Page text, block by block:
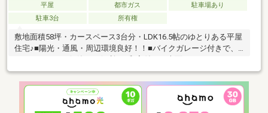
平屋 都市ガス
駐車場あり
駐車3台
所有権
敷地面積58坪・カースペース3台分・LDK16.5帖のゆとりある平屋
住宅♪■陽光・通風・周辺環境良好！！■バイクガレージ付きで、